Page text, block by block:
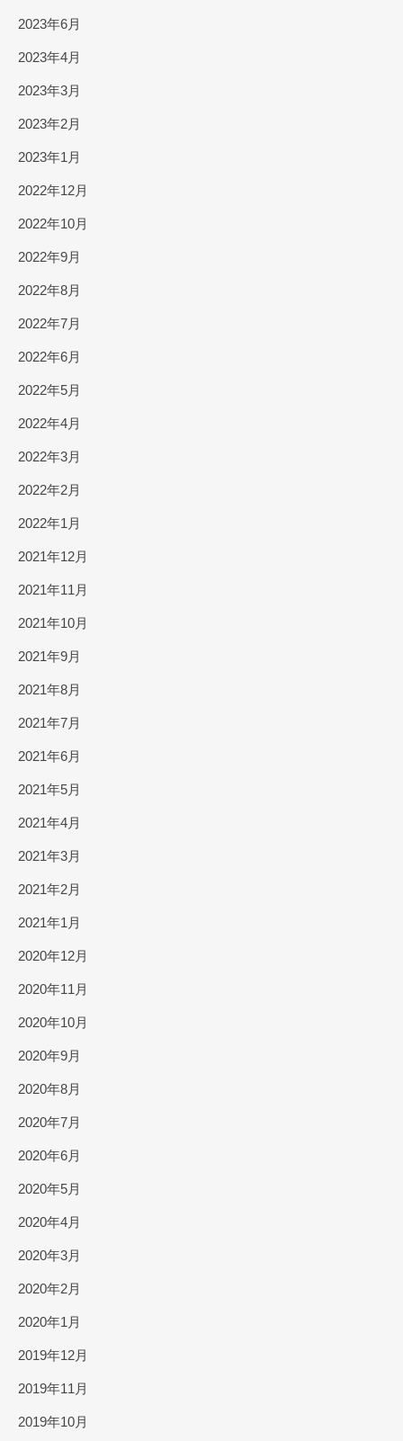
2023年6月
2023年4月
2023年3月
2023年2月
2023年1月
2022年12月
2022年10月
2022年9月
2022年8月
2022年7月
2022年6月
2022年5月
2022年4月
2022年3月
2022年2月
2022年1月
2021年12月
2021年11月
2021年10月
2021年9月
2021年8月
2021年7月
2021年6月
2021年5月
2021年4月
2021年3月
2021年2月
2021年1月
2020年12月
2020年11月
2020年10月
2020年9月
2020年8月
2020年7月
2020年6月
2020年5月
2020年4月
2020年3月
2020年2月
2020年1月
2019年12月
2019年11月
2019年10月